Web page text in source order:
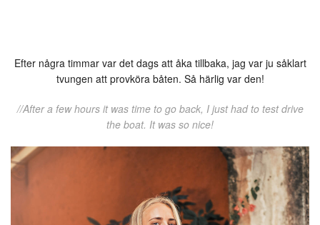
Efter några timmar var det dags att åka tillbaka, jag var ju såklart
tvungen att provköra båten. Så härlig var den!
//After a few hours it was time to go back, I just had to test drive
the boat. It was so nice!